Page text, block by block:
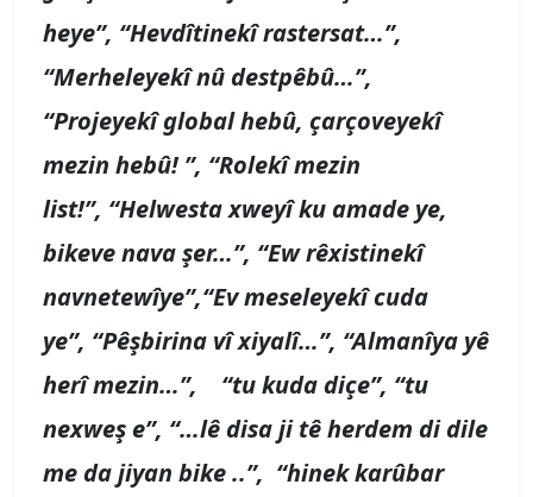
heye”, “Hevdîtinekî rastersat…”,
“Merheleyekî nû destpêbû…”,
“Projeyekî global hebû, çarçoveyekî
mezin hebû! ”, “Rolekî mezin
list!”, “Helwesta xweyî ku amade ye,
bikeve nava şer…”, “Ew rêxistinekî
navnetewîye”,“Ev meseleyekî cuda
ye”, “Pêşbirina vî xiyalî…”, “Almanîya yê
herî mezin…”, “tu kuda diçe”, “tu
nexweş e”, “…lê disa ji tê herdem di dile
me da jiyan bike ..”, “hinek karûbar